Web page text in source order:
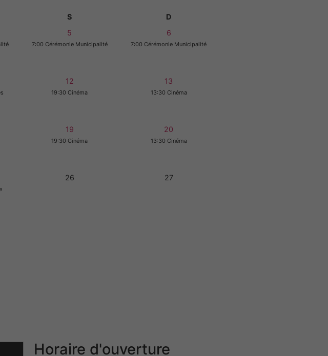
S
D
5
7:00 Cérémonie Municipalité
6
7:00 Cérémonie Municipalité
12
19:30 Cinéma
13
13:30 Cinéma
19
19:30 Cinéma
20
13:30 Cinéma
26 27
Horaire d'ouverture